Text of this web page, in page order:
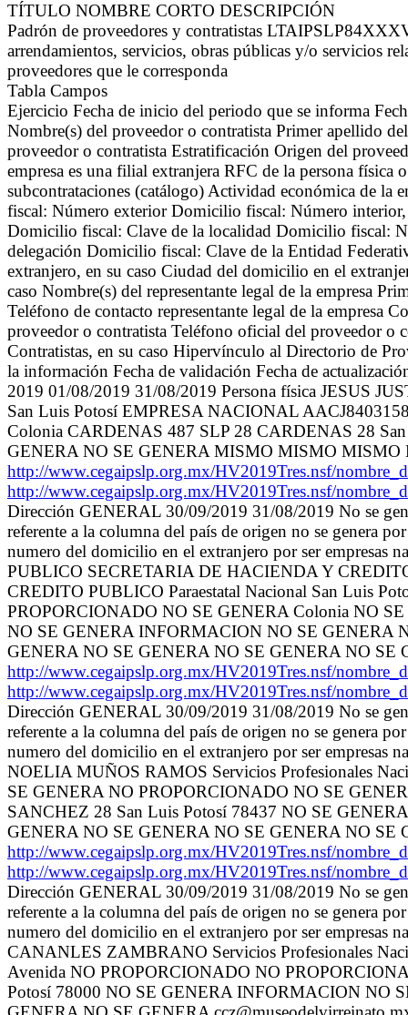
TÍTULO NOMBRE CORTO DESCRIPCIÓN
Padrón de proveedores y contratistas
arrendamientos, servicios, obras públicas y/o servicios
proveedores que le corresponda
Tabla Campos
Ejercicio Fecha de inicio del periodo que se informa
Nombre(s) del proveedor o contratista Primer apellido
proveedor o contratista Estratificación Origen del
empresa es una filial extranjera RFC de la persona
subcontrataciones (catálogo) Actividad económica de
fiscal: Número exterior Domicilio fiscal: Número
Domicilio fiscal: Clave de la localidad Domicilio fiscal:
delegación Domicilio fiscal: Clave de la Entidad
extranjero, en su caso Ciudad del domicilio en el
caso Nombre(s) del representante legal de la empresa
Teléfono de contacto representante legal de la empresa
proveedor o contratista Teléfono oficial del proveedor o
Contratistas, en su caso Hipervínculo al Directorio de
la información Fecha de validación Fecha de
2019 01/08/2019 31/08/2019 Persona física JESUS
San Luis Potosí EMPRESA NACIONAL
Colonia CARDENAS 487 SLP 28 CARDENAS 28
GENERA NO SE GENERA MISMO MISMO
http://www.cegaipslp.org.mx/HV2019Tres.nsf/
http://www.cegaipslp.org.mx/HV2019Tres.nsf/
Dirección GENERAL 30/09/2019 31/08/2019 No se
referente a la columna del país de origen no se genera
numero del domicilio en el extranjero por ser
PUBLICO SECRETARIA DE HACIENDA Y
CREDITO PUBLICO Paraestatal Nacional San Luis
PROPORCIONADO NO SE GENERA Colonia NO
NO SE GENERA INFORMACION NO SE GENERA
GENERA NO SE GENERA NO SE GENERA NO SE
http://www.cegaipslp.org.mx/HV2019Tres.nsf/
http://www.cegaipslp.org.mx/HV2019Tres.nsf/
Dirección GENERAL 30/09/2019 31/08/2019 No se
referente a la columna del país de origen no se genera
numero del domicilio en el extranjero por ser
NOELIA MUÑOS RAMOS Servicios Profesionales
SE GENERA NO PROPORCIONADO NO SE
SANCHEZ 28 San Luis Potosí 78437 NO SE
GENERA NO SE GENERA NO SE GENERA NO
http://www.cegaipslp.org.mx/HV2019Tres.nsf/
http://www.cegaipslp.org.mx/HV2019Tres.nsf/
Dirección GENERAL 30/09/2019 31/08/2019 No se
referente a la columna del país de origen no se genera
numero del domicilio en el extranjero por ser
CANANLES ZAMBRANO Servicios Profesionales
Avenida NO PROPORCIONADO NO
Potosí 78000 NO SE GENERA INFORMACION NO